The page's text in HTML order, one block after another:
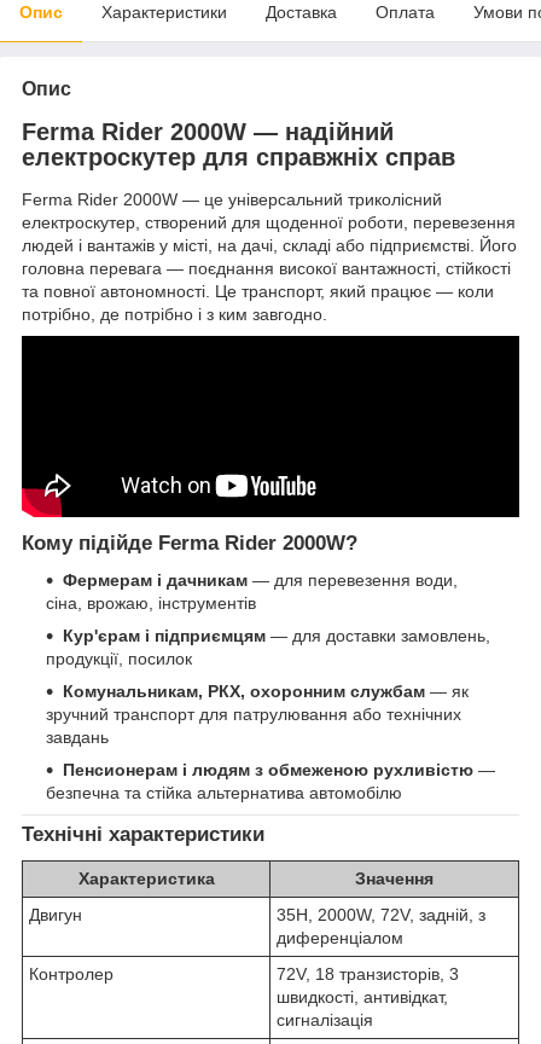
Опис Характеристики Доставка Оплата Умови
Опис
Ferma Rider 2000W — надійний
електроскутер для справжніх справ
Ferma Rider 2000W — це універсальний триколісний
електроскутер, створений для щоденної роботи, перевезення
людей і вантажів у місті, на дачі, складі або підприємстві. Його
головна перевага — поєднання високої вантажності, стійкості
та повної автономності. Це транспорт, який працює — коли
потрібно, де потрібно і з ким завгодно.
Кому підійде Ferma Rider 2000W?
Фермерам і дачникам — для перевезення води,
сіна, врожаю, інструментів
Кур'єрам і підприємцям — для доставки замовлень,
продукції, посилок
Комунальникам, РКХ, охоронним службам — як
зручний транспорт для патрулювання або технічних
завдань
Пенсионерам і людям з обмеженою рухливістю —
безпечна та стійка альтернатива автомобілю
Технічні характеристики
Характеристика
Значення
Двигун
35H, 2000W, 72V, задній, з
диференціалом
Контролер
72V, 18 транзисторів, 3
швидкості, антивідкат,
сигналізація